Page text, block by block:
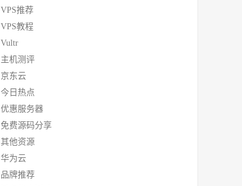
VPS推荐
VPS教程
Vultr
主机测评
京东云
今日热点
优惠服务器
免费源码分享
其他资源
华为云
品牌推荐